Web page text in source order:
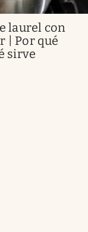
laurel con
| Por qué
sirve